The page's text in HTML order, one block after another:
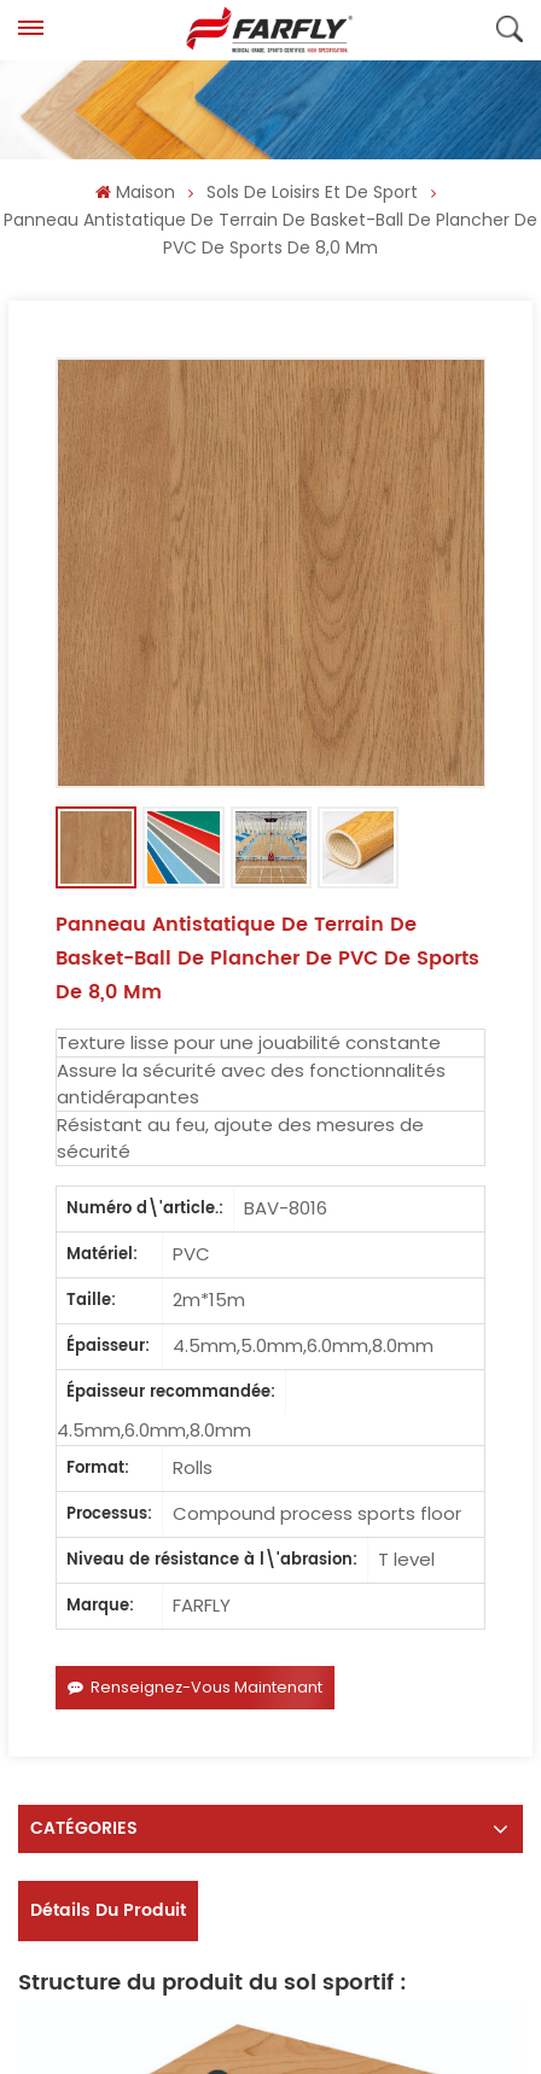
Maison
Sols De Loisirs Et De Sport
Panneau Antistatique De Terrain De Basket-Ball De Plancher De
PVC De Sports De 8,0 Mm
Panneau Antistatique De Terrain De
Basket-Ball De Plancher De PVC De Sports
De 8,0 Mm
Texture lisse pour une jouabilité constante
Assure la sécurité avec des fonctionnalités
antidérapantes
Résistant au feu, ajoute des mesures de
sécurité
Numéro d\'article.:
BAV-8016
Matériel:
PVC
Taille:
2m*15m
Épaisseur:
4.5mm,5.0mm,6.0mm,8.0mm
Épaisseur recommandée:
4.5mm,6.0mm,8.0mm
Format:
Rolls
Processus:
Compound process sports floor
Niveau de résistance à l\'abrasion:
T level
Marque:
FARFLY
Renseignez-Vous Maintenant
CATÉGORIES
Détails Du Produit
Structure du produit du sol sportif :